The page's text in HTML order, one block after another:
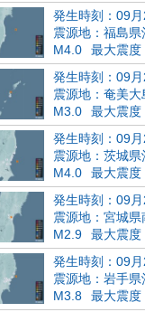
発生時刻：09
震源地：福島県
M4.0
最大震度
発生時刻：09
震源地：奄美大
M3.0
最大震度
発生時刻：09
震源地：茨城県
M4.0
最大震度
発生時刻：09
震源地：宮城県
M2.9
最大震度
発生時刻：09
震源地：岩手県
M3.8
最大震度